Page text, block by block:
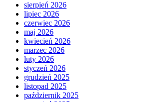
sierpień 2026
lipiec 2026
czerwiec 2026
maj 2026
kwiecień 2026
marzec 2026
luty 2026
styczeń 2026
grudzień 2025
listopad 2025
październik 2025